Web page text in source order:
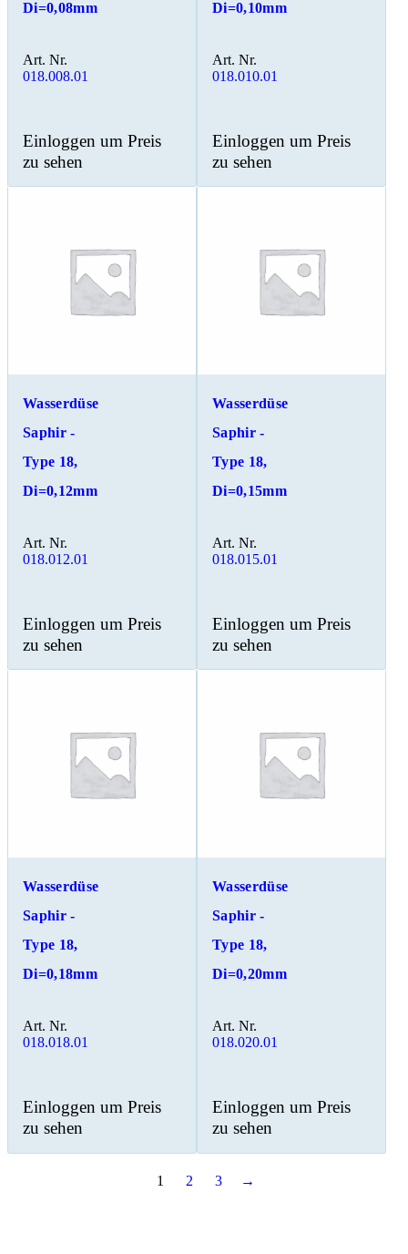
Di=0,08mm
Art. Nr.
018.008.01
Einloggen um Preis
zu sehen
Di=0,10mm
Art. Nr.
018.010.01
Einloggen um Preis
zu sehen
Wasserdüse
Saphir -
Type 18,
Di=0,12mm
Art. Nr.
018.012.01
Einloggen um Preis
zu sehen
Wasserdüse
Saphir -
Type 18,
Di=0,15mm
Art. Nr.
018.015.01
Einloggen um Preis
zu sehen
Wasserdüse
Saphir -
Type 18,
Di=0,18mm
Art. Nr.
018.018.01
Einloggen um Preis
zu sehen
Wasserdüse
Saphir -
Type 18,
Di=0,20mm
Art. Nr.
018.020.01
Einloggen um Preis
zu sehen
1 2 3 →